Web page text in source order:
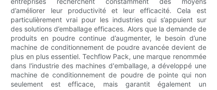
d’améliorer leur productivité et leur efficacité. Cela est
particulièrement vrai pour les industries qui s’appuient sur
des solutions d’emballage efficaces. Alors que la demande de
produits en poudre continue d’augmenter, le besoin d’une
machine de conditionnement de poudre avancée devient de
plus en plus essentiel. Techflow Pack, une marque renommée
dans l'industrie des machines d'emballage, a développé une
machine de conditionnement de poudre de pointe qui non
seulement est efficace, mais garantit également un